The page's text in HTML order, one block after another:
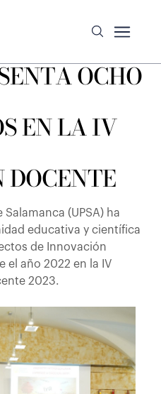
OCHO
EN LA IV
Salamanca (UPSA) ha
educativa y científica
de Innovación
el año 2022 en la IV
2023.